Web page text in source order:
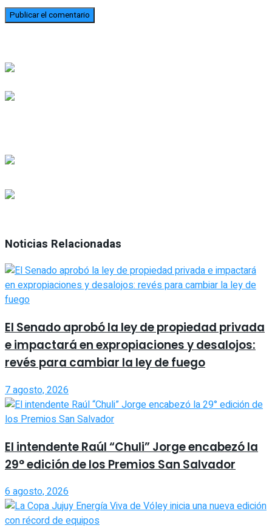
Noticias Relacionadas
El Senado aprobó la ley de propiedad privada
e impactará en expropiaciones y desalojos:
revés para cambiar la ley de fuego
7 agosto, 2026
El intendente Raúl “Chuli” Jorge encabezó la
29° edición de los Premios San Salvador
6 agosto, 2026